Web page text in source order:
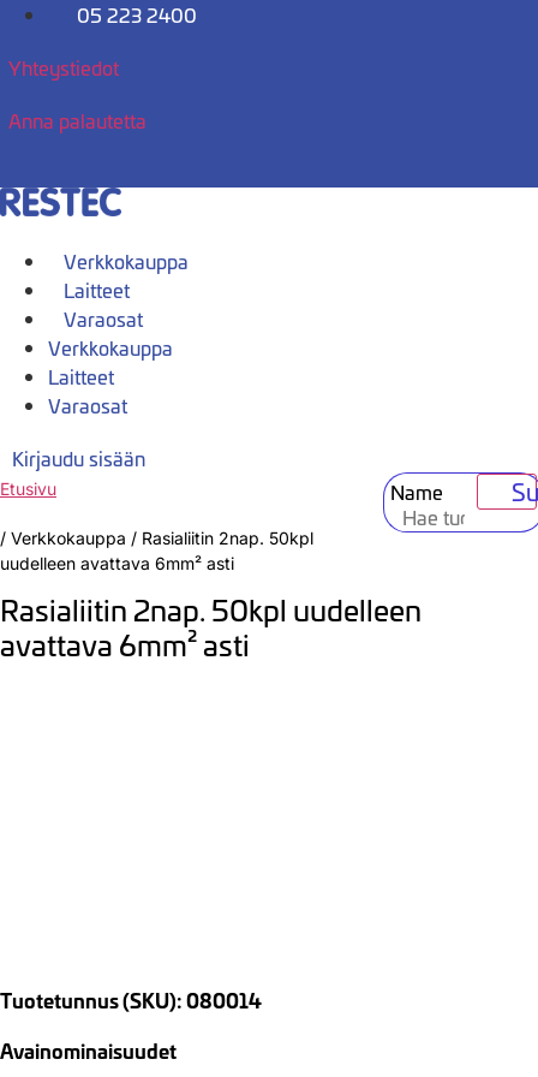
Mene
05 223 2400
Yhteystiedot
Anna palautetta
Verkkokauppa
Laitteet
Varaosat
Verkkokauppa
Laitteet
Varaosat
Kirjaudu sisään
Name
Etusivu
/ Verkkokauppa / Rasialiitin 2nap. 50kpl
uudelleen avattava 6mm² asti
Rasialiitin 2nap. 50kpl uudelleen
avattava 6mm² asti
Tuotetunnus (SKU): 080014
Avainominaisuudet